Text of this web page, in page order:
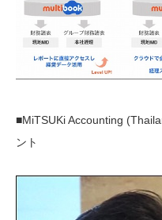
■MiTSUKi Accounting
ント